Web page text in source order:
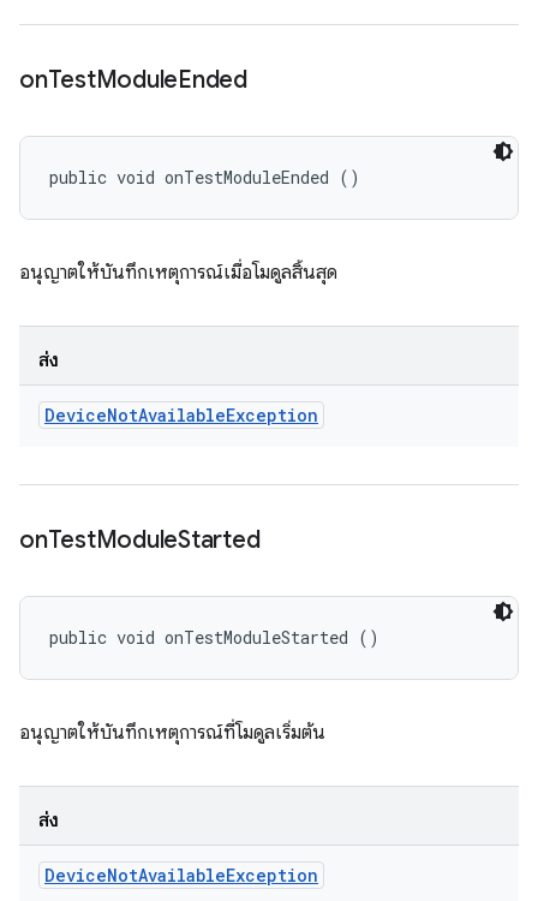
onTestModuleEnded
public void onTestModuleEnded ()
อนุญาตให้บันทึกเหตุการณ์เมื่อโมดูลสิ้นสุด
ส่ง
DeviceNotAvailableException
onTestModuleStarted
public void onTestModuleStarted ()
อนุญาตให้บันทึกเหตุการณ์ที่โมดูลเริ่มต้น
ส่ง
DeviceNotAvailableException